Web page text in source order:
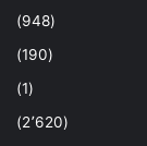
(948)
(190)
(1)
(2٬620)